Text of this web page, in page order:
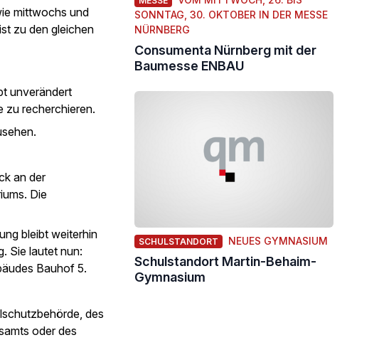
mittwochs und
zu den gleichen
unverändert
zu recherchieren.
an der
Die
bleibt weiterhin
Sie lautet nun:
Bauhof 5.
des
oder des
SONNTAG, 30. OKTOBER IN DER MESSE
NÜRNBERG
Consumenta Nürnberg mit der
Baumesse ENBAU
SCHULSTANDORT NEUES GYMNASIUM
Schulstandort Martin-Behaim-
Gymnasium